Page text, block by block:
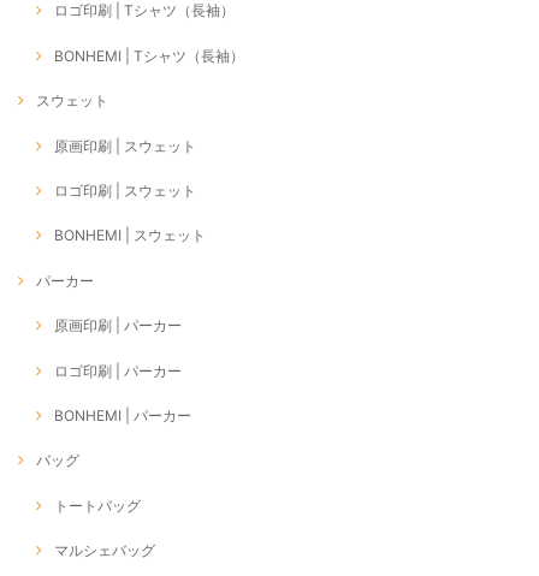
ロゴ印刷 | Tシャツ（長袖）
BONHEMI | Tシャツ（長袖）
スウェット
原画印刷 | スウェット
ロゴ印刷 | スウェット
BONHEMI | スウェット
パーカー
原画印刷 | パーカー
ロゴ印刷 | パーカー
BONHEMI | パーカー
バッグ
トートバッグ
マルシェバッグ